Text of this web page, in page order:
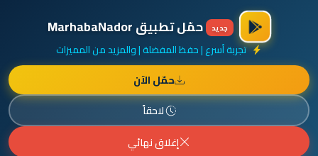
أضف نشاطك مجاناً
جديد حمّل تطبيق MarhabaNador
تجربة أسرع | حفظ المفضلة | والمزيد من المميزات
حمّل الآن
لاحقاً
إغلاق نهائي
إعلان ممول المزيد حول هذا الإعلان